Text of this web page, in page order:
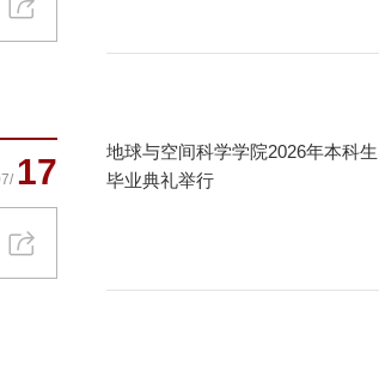
17
地球与空间科学学院2026年本科生
毕业典礼举行